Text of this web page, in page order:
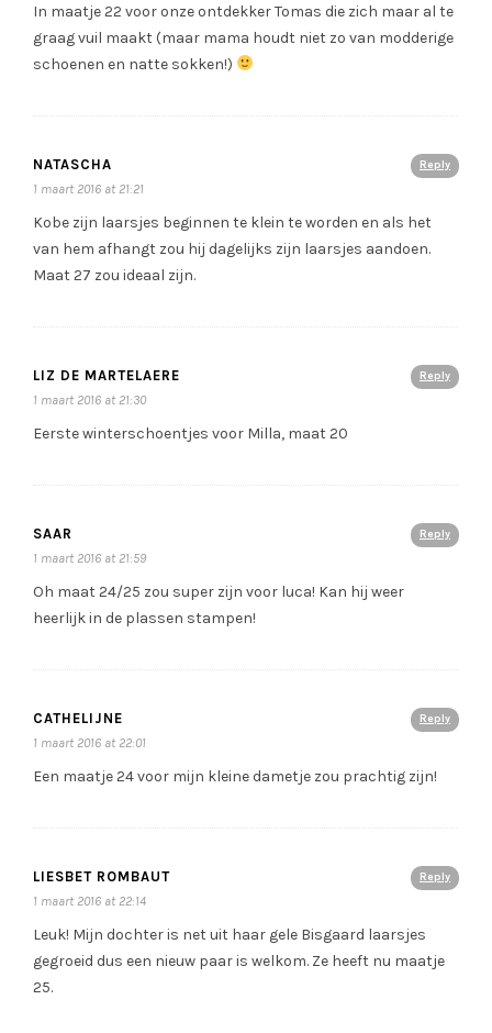
In maatje 22 voor onze ontdekker Tomas die zich maar al te
graag vuil maakt (maar mama houdt niet zo van modderige
schoenen en natte sokken!)
Reply
NATASCHA
1 maart 2016 at 21:21
Kobe zijn laarsjes beginnen te klein te worden en als het
van hem afhangt zou hij dagelijks zijn laarsjes aandoen.
Maat 27 zou ideaal zijn.
Reply
LIZ DE MARTELAERE
1 maart 2016 at 21:30
Eerste winterschoentjes voor Milla, maat 20
Reply
SAAR
1 maart 2016 at 21:59
Oh maat 24/25 zou super zijn voor luca! Kan hij weer
heerlijk in de plassen stampen!
Reply
CATHELIJNE
1 maart 2016 at 22:01
Een maatje 24 voor mijn kleine dametje zou prachtig zijn!
Reply
LIESBET ROMBAUT
1 maart 2016 at 22:14
Leuk! Mijn dochter is net uit haar gele Bisgaard laarsjes
gegroeid dus een nieuw paar is welkom. Ze heeft nu maatje
25.